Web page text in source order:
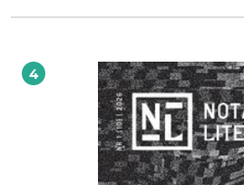
zagadkowych postaci powojennej
Eisenhüttenstadt i Prievidzy, szukamy
krajach byłej Jugosławii. Ponadto
socjalistycznego optymizmu i razem z
Cherkesa, Beaty Chomątowskiej, Łukasza
Lidii Pańków, Grzegorza Piątka, Anny
Michała Wiśniewskiego, Aleksandry
wartych polecenia środkowoeuropejskich
4